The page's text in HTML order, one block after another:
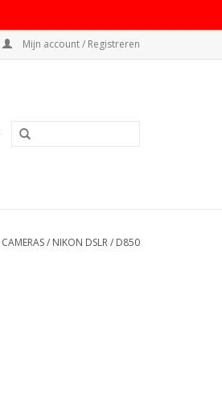
Mijn account / Registreren
CAMERAS/ NIKON DSLR/ D850